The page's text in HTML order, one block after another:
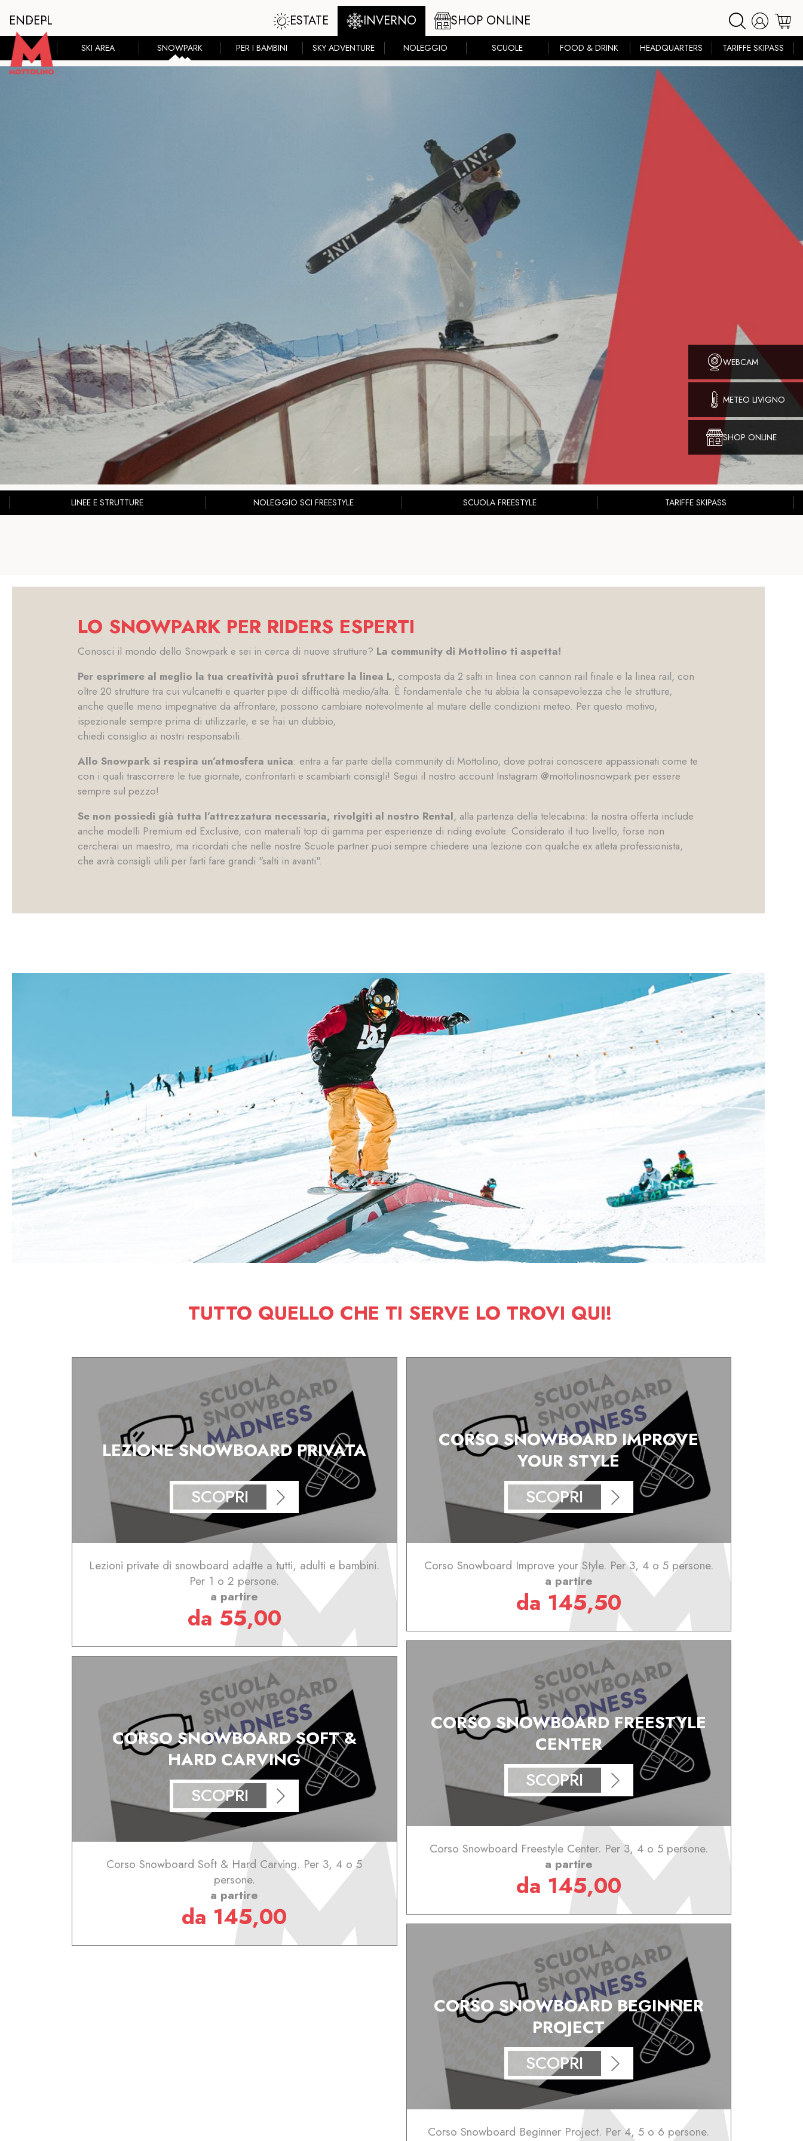
ESTATE INVERNO SHOP ONLINE
ENDEPL
SKI AREA SNOWPARK PER I BAMBINI SKY ADVENTURE NOLEGGIO SCUOLE FOOD & DRINK HEADQUARTERS TARIFFE SKIPASS
WEBCAM
METEO LIVIGNO
SHOP ONLINE
LINEE E STRUTTURE NOLEGGIO SCI FREESTYLE SCUOLA FREESTYLE TARIFFE SKIPASS
LO SNOWPARK PER RIDERS ESPERTI
Conosci il mondo dello Snowpark e sei in cerca di nuove strutture? La community di Mottolino ti aspetta!
Per esprimere al meglio la tua creatività puoi sfruttare la linea L, composta da 2 salti in linea con cannon rail finale e la linea rail, con
oltre 20 strutture tra cui vulcanetti e quarter pipe di difficoltà medio/alta. È fondamentale che tu abbia la consapevolezza che le strutture,
anche quelle meno impegnative da affrontare, possono cambiare notevolmente al mutare delle condizioni meteo. Per questo motivo,
ispezionale sempre prima di utilizzarle, e se hai un dubbio,
chiedi consiglio ai nostri responsabili.
Allo Snowpark si respira un’atmosfera unica: entra a far parte della community di Mottolino, dove potrai conoscere appassionati come te
con i quali trascorrere le tue giornate, confrontarti e scambiarti consigli! Segui il nostro account Instagram @mottolinosnowpark per essere
sempre sul pezzo!
Se non possiedi già tutta l’attrezzatura necessaria, rivolgiti al nostro Rental, alla partenza della telecabina: la nostra offerta include
anche modelli Premium ed Exclusive, con materiali top di gamma per esperienze di riding evolute. Considerato il tuo livello, forse non
cercherai un maestro, ma ricordati che nelle nostre Scuole partner puoi sempre chiedere una lezione con qualche ex atleta professionista,
che avrà consigli utili per farti fare grandi "salti in avanti".
TUTTO QUELLO CHE TI SERVE LO TROVI QUI!
LEZIONE SNOWBOARD PRIVATA
SCOPRI
Lezioni private di snowboard adatte a tutti, adulti e bambini.
Per 1 o 2 persone.
a partire
da 55,00
CORSO SNOWBOARD IMPROVE
YOUR STYLE
SCOPRI
Corso Snowboard Improve your Style. Per 3, 4 o 5 persone.
a partire
da 145,50
CORSO SNOWBOARD FREESTYLE
CENTER
SCOPRI
Corso Snowboard Freestyle Center. Per 3, 4 o 5 persone.
a partire
da 145,00
CORSO SNOWBOARD SOFT &
HARD CARVING
SCOPRI
Corso Snowboard Soft & Hard Carving. Per 3, 4 o 5
persone.
a partire
da 145,00
CORSO SNOWBOARD BEGINNER
PROJECT
SCOPRI
Corso Snowboard Beginner Project. Per 4, 5 o 6 persone.